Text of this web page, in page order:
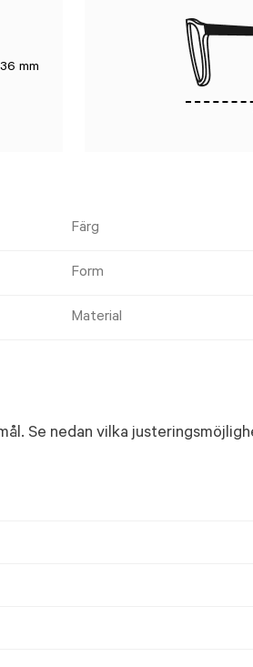
36 mm
Färg
Form
Material
Se nedan vilka